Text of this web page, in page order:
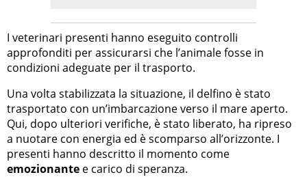
I veterinari presenti hanno eseguito controlli
approfonditi per assicurarsi che l’animale fosse in
condizioni adeguate per il trasporto.
Una volta stabilizzata la situazione, il delfino è stato
trasportato con un’imbarcazione verso il mare aperto.
Qui, dopo ulteriori verifiche, è stato liberato, ha ripreso
a nuotare con energia ed è scomparso all’orizzonte. I
presenti hanno descritto il momento come
emozionante e carico di speranza.